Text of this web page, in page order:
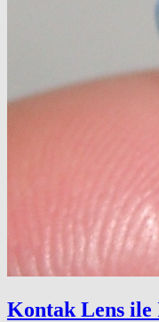
Kontak Lens